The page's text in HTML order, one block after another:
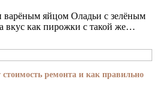
варёным яйцом Оладьи с зелёным
вкус как пирожки с такой же…
ремонта и как правильно